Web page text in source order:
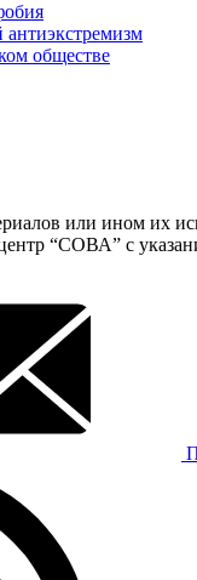
обществе
или ином их
“СОВА” с